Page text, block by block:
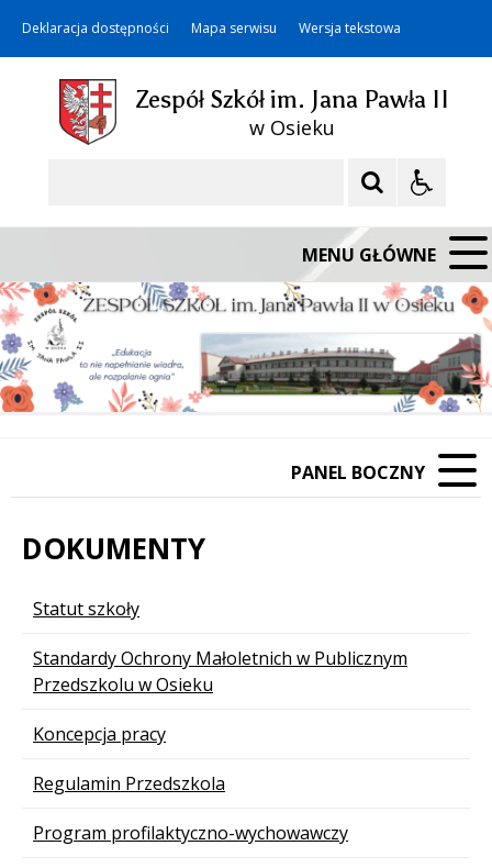
Deklaracja dostępności Mapa serwisu Wersja tekstowa
Zespół Szkół im. Jana Pawła II
w Osieku
MENU GŁÓWNE
PANEL BOCZNY
DOKUMENTY
Statut szkoły
Standardy Ochrony Małoletnich w Publicznym
Przedszkolu w Osieku
Koncepcja pracy
Regulamin Przedszkola
Program profilaktyczno-wychowawczy